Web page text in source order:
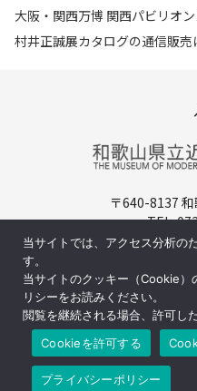
大阪・関西万博 関西パビリオ
村井正誠展カタログの通信販売
〒640-8137
TEL.
開館時間：9:30-
周辺マップ
©和歌山
当サイトでは、アクセス分析の
す。
当サイトのクッキー（Cookie）
リシーをお読みください。
閲覧を継続される場合、許可し
Cookieを許可する
プライバシーポリシー